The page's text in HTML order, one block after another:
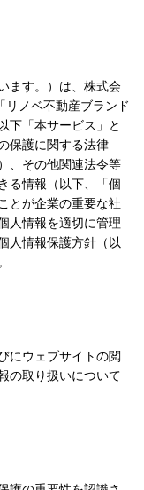
ます。）は、株式会
リノベ不動産ブランド
下「本サービス」と
保護に関する法律
、その他関連法令等
る情報（以下、「個
とが企業の重要な社
人情報を適切に管理
人情報保護方針（以
にウェブサイトの閲
の取り扱いについて